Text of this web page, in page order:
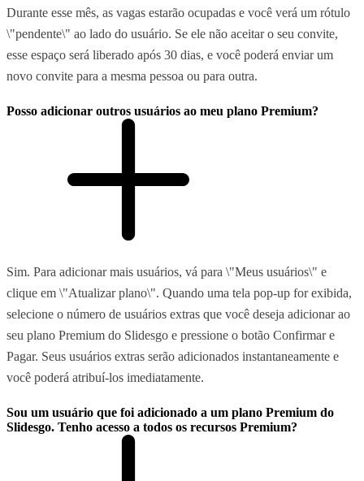
Durante esse mês, as vagas estarão ocupadas e você verá um rótulo
\"pendente\" ao lado do usuário. Se ele não aceitar o seu convite,
esse espaço será liberado após 30 dias, e você poderá enviar um
novo convite para a mesma pessoa ou para outra.
Posso adicionar outros usuários ao meu plano Premium?
Sim. Para adicionar mais usuários, vá para \"Meus usuários\" e
clique em \"Atualizar plano\". Quando uma tela pop-up for exibida,
selecione o número de usuários extras que você deseja adicionar ao
seu plano Premium do Slidesgo e pressione o botão Confirmar e
Pagar. Seus usuários extras serão adicionados instantaneamente e
você poderá atribuí-los imediatamente.
Sou um usuário que foi adicionado a um plano Premium do
Slidesgo. Tenho acesso a todos os recursos Premium?